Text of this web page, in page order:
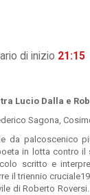
di inizio 21:15
Lucio Dalla e
Sagona,
da palcoscenico
in lotta contro il
scritto e
il triennio
di Roberto